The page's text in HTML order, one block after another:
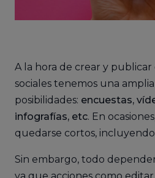
A la hora de crear y
sociales tenemos una
posibilidades: encuestas,
infografías, etc. En
quedarse cortos,
Sin embargo, todo